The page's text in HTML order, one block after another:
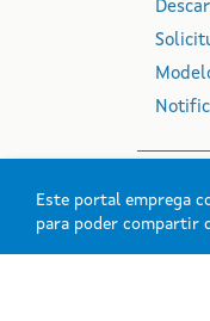
Este portal emprega
para poder compartir